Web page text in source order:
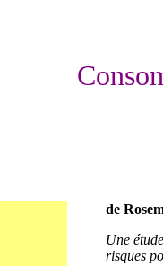
de
Une
risques